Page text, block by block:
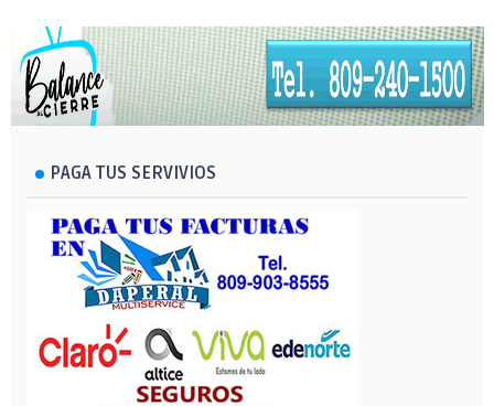
PAGA TUS SERVIVIOS